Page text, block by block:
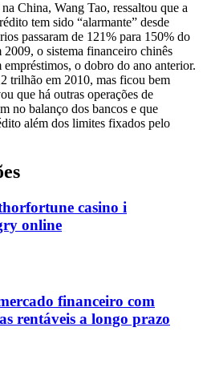
China, Wang Tao, ressaltou que a
tem sido “alarmante” desde
passaram de 121% para 150% do
2009, o sistema financeiro chinês
o dobro do ano anterior.
trilhão em 2010, mas ficou bem
que há outras operações de
no balanço dos bancos e que
além dos limites fixados pelo
casino i
online
financeiro com
rentáveis a longo prazo